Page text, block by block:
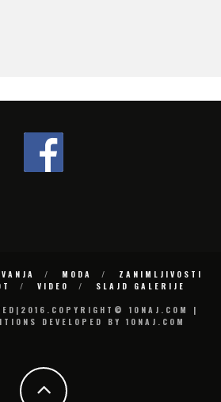
MODA
ZANIMLJIVOSTI
VIDEO
SLAJD GALERIJE
10NAJ.COM |
DEVELOPED BY 10NAJ.COM